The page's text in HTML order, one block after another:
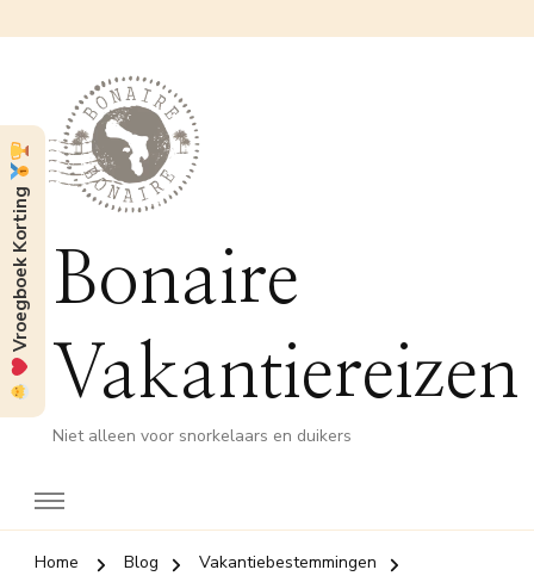
Bonaire
Vakantiereizen
Niet alleen voor snorkelaars en duikers
Home Blog
Vakantiebestemmingen
Vroegboek Korting